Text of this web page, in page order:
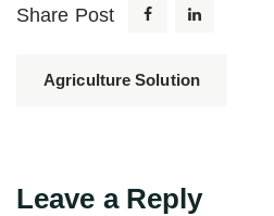
Share Post
Agriculture Solution
Leave a Reply